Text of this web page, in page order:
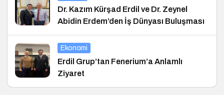
Dr. Kazım Kürşad Erdil ve Dr. Zeynel
Abidin Erdem’den İş Dünyası Buluşması
Ekonomi
Erdil Grup’tan Fenerium’a Anlamlı
Ziyaret